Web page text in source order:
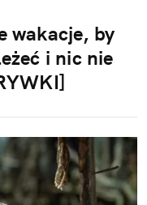
wakacje, by
i nic nie